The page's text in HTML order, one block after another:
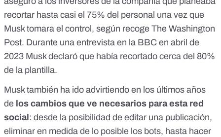
recortar hasta casi el 75% del personal una vez que
Musk tomara el control, según recoge The Washington
Post. Durante una entrevista en la BBC en abril de
2023 Musk declaró que había recortado cerca del 80%
de la plantilla.
Musk también ha ido advirtiendo en los últimos años
de los cambios que ve necesarios para esta red
social : desde la posibilidad de editar una publicación,
eliminar en medida de lo posible los bots, hasta hacer